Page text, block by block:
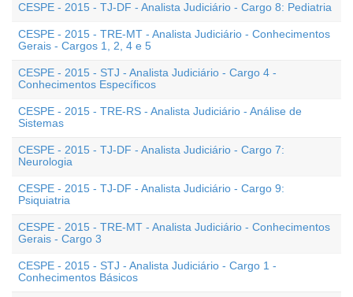
CESPE - 2015 - TJ-DF - Analista Judiciário - Cargo 8: Pediatria
CESPE - 2015 - TRE-MT - Analista Judiciário - Conhecimentos
Gerais - Cargos 1, 2, 4 e 5
CESPE - 2015 - STJ - Analista Judiciário - Cargo 4 -
Conhecimentos Específicos
CESPE - 2015 - TRE-RS - Analista Judiciário - Análise de
Sistemas
CESPE - 2015 - TJ-DF - Analista Judiciário - Cargo 7:
Neurologia
CESPE - 2015 - TJ-DF - Analista Judiciário - Cargo 9:
Psiquiatria
CESPE - 2015 - TRE-MT - Analista Judiciário - Conhecimentos
Gerais - Cargo 3
CESPE - 2015 - STJ - Analista Judiciário - Cargo 1 -
Conhecimentos Básicos